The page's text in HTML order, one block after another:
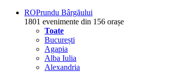
ROPrundu Bârgăului
1801 evenimente din 156 orașe
Toate
București
Agapia
Alba Iulia
Alexandria